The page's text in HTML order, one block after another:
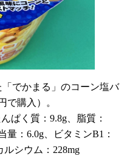
でかまる」のコーン塩バ
で購入）。
ぱく質：9.8g、脂質：
量：6.0g、ビタミンB1：
ルシウム：228mg